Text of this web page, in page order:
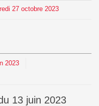
27 octobre 2023
2023
13 juin 2023